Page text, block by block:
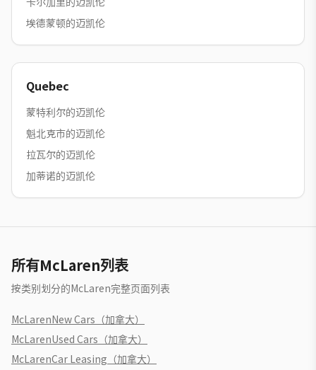
埃德蒙顿的迈凯伦
Quebec
蒙特利尔的迈凯伦
魁北克市的迈凯伦
拉瓦尔的迈凯伦
加蒂诺的迈凯伦
所有McLaren列表
按类别划分的McLaren完整页面列表
McLarenNew Cars（加拿大）
McLarenUsed Cars（加拿大）
McLarenCar Leasing（加拿大）